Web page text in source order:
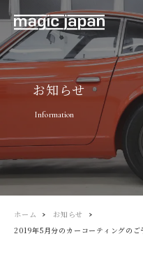
お知らせ
Information
ホーム
お知らせ
2019年5月分のカーコーティングのご